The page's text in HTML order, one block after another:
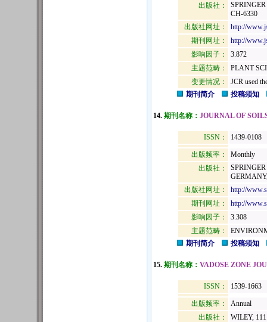
出版社：
CH-6330
出版社网址：
http://
期刊网址：
http://
影响因子：
3.872
主题范畴：
PLANT
变更情况：
JCR used
期刊简介
投稿须知
14. 期刊名称： JOURNAL OF
ISSN： 1439-0108
出版频率：
Monthly
出版社：
出版社网址：
http://
期刊网址：
http://
影响因子：
3.308
主题范畴：
期刊简介
投稿须知
15. 期刊名称： VADOSE ZONE
ISSN： 1539-1663
出版频率：
Annual
出版社：
WILEY,